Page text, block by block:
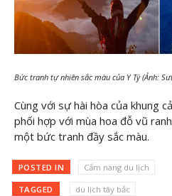
Bức tranh tự nhiên sắc màu của Y Tý (Ảnh:
Cùng với sự hài hòa của khung
phối hợp với mùa hoa đỗ vũ
một bức tranh đầy sắc màu.
POSTED IN Cẩm nang du lịch
TAGGED du lịch tây bắc